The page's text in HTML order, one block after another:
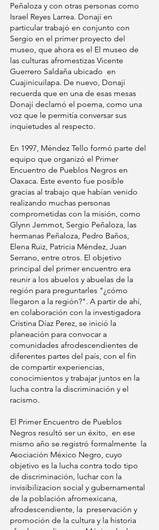
Peñaloza y con otras personas como
Israel Reyes Larrea. Donají en
particular trabajó en conjunto con
Sergio en el primer proyecto del
museo, que ahora es el El museo de
las culturas afromestizas Vicente
Guerrero Saldaña ubicado en
Cuajinicuilapa. De nuevo, Donají
recuerda que en una de esas mesas
Donají declamó el poema, como una
voz que le permitía conversar sus
inquietudes al respecto.
En 1997, Méndez Tello formó parte del
equipo que organizó el Primer
Encuentro de Pueblos Negros en
Oaxaca. Este evento fue posible
gracias al trabajo que habían venido
realizando muchas personas
comprometidas con la misión, como
Glynn Jemmot, Sergio Peñaloza, las
hermanas Peñaloza, Pedro Baños,
Elena Ruiz, Patricia Méndez, Juan
Serrano, entre otros. El objetivo
principal del primer encuentro era
reunir a los abuelos y abuelas de la
región para preguntarles "¿cómo
llegaron a la región?". A partir de ahí,
en colaboración con la investigadora
Cristina Díaz Perez, se inició la
planeación para convocar a
comunidades afrodescendientes de
diferentes partes del país, con el fin
de compartir experiencias,
conocimientos y trabajar juntos en la
lucha contra la discriminación y el
racismo.
El Primer Encuentro de Pueblos
Negros resultó ser un éxito, en ese
mismo año se registró formalmente la
Asociación México Negro, cuyo
objetivo es la lucha contra todo tipo
de discriminación, luchar con la
invisibilizacion social y gubernamental
de la población afromexicana,
afrodescendiente, la preservación y
promoción de la cultura y la historia